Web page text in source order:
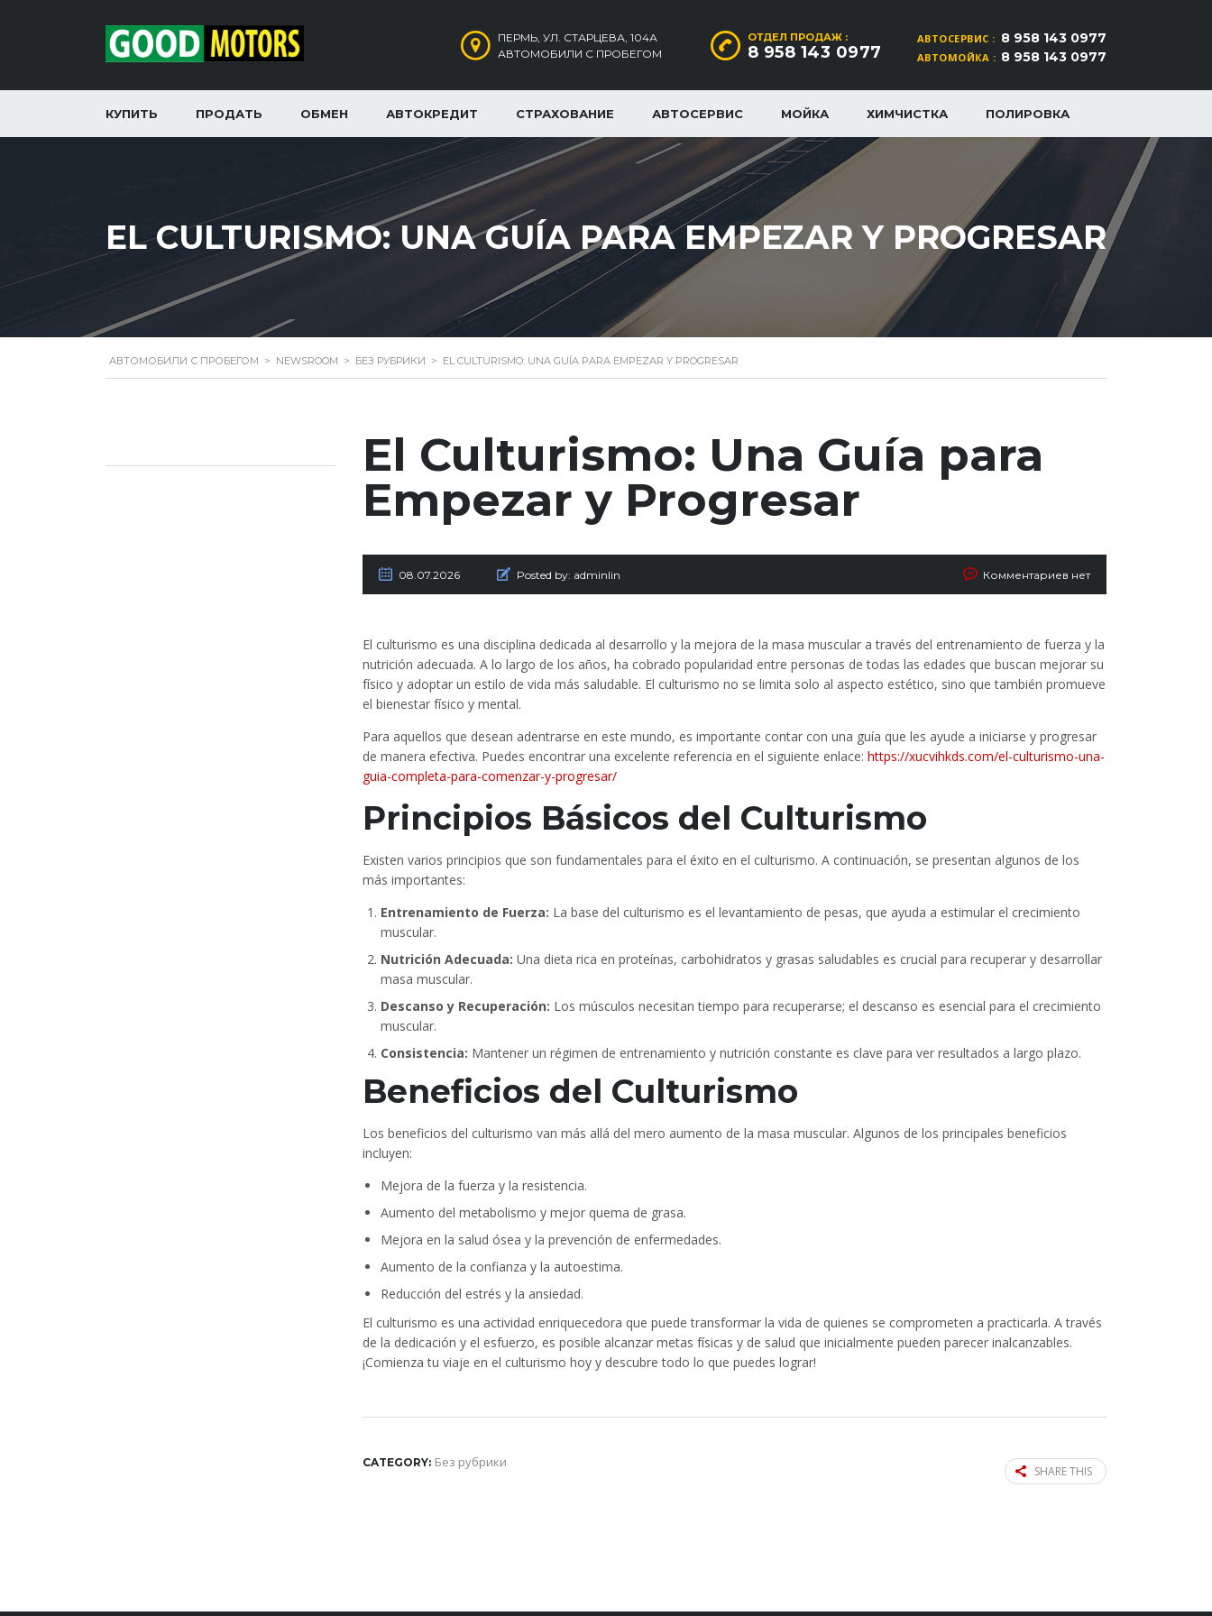
АВТОСЕРВИС : 8 958 143 0977
АВТОМОЙКА : 8 958 143 0977
ОТДЕЛ ПРОДАЖ :
8 958 143 0977
ПЕРМЬ, УЛ. СТАРЦЕВА, 104А
АВТОМОБИЛИ С ПРОБЕГОМ
КУПИТЬ ПРОДАТЬ ОБМЕН АВТОКРЕДИТ СТРАХОВАНИЕ АВТОСЕРВИС МОЙКА ХИМЧИСТКА ПОЛИРОВКА
EL CULTURISMO: UNA GUÍA PARA EMPEZAR Y PROGRESAR
АВТОМОБИЛИ С ПРОБЕГОМ > NEWSROOM > БЕЗ РУБРИКИ > EL CULTURISMO: UNA GUÍA PARA EMPEZAR Y PROGRESAR
El Culturismo: Una Guía para
Empezar y Progresar
08.07.2026 Posted by: adminlin Комментариев нет
El culturismo es una disciplina dedicada al desarrollo y la mejora de la masa muscular a través del entrenamiento de fuerza y la
nutrición adecuada. A lo largo de los años, ha cobrado popularidad entre personas de todas las edades que buscan mejorar su
físico y adoptar un estilo de vida más saludable. El culturismo no se limita solo al aspecto estético, sino que también promueve
el bienestar físico y mental.
Para aquellos que desean adentrarse en este mundo, es importante contar con una guía que les ayude a iniciarse y progresar
de manera efectiva. Puedes encontrar una excelente referencia en el siguiente enlace: https://xucvihkds.com/el-culturismo-una-
guia-completa-para-comenzar-y-progresar/
Principios Básicos del Culturismo
Existen varios principios que son fundamentales para el éxito en el culturismo. A continuación, se presentan algunos de los
más importantes:
Entrenamiento de Fuerza: La base del culturismo es el levantamiento de pesas, que ayuda a estimular el crecimiento
muscular.
Nutrición Adecuada: Una dieta rica en proteínas, carbohidratos y grasas saludables es crucial para recuperar y desarrollar
masa muscular.
Descanso y Recuperación: Los músculos necesitan tiempo para recuperarse; el descanso es esencial para el crecimiento
muscular.
Consistencia: Mantener un régimen de entrenamiento y nutrición constante es clave para ver resultados a largo plazo.
Beneficios del Culturismo
Los beneficios del culturismo van más allá del mero aumento de la masa muscular. Algunos de los principales beneficios
incluyen:
Mejora de la fuerza y la resistencia.
Aumento del metabolismo y mejor quema de grasa.
Mejora en la salud ósea y la prevención de enfermedades.
Aumento de la confianza y la autoestima.
Reducción del estrés y la ansiedad.
El culturismo es una actividad enriquecedora que puede transformar la vida de quienes se comprometen a practicarla. A través
de la dedicación y el esfuerzo, es posible alcanzar metas físicas y de salud que inicialmente pueden parecer inalcanzables.
¡Comienza tu viaje en el culturismo hoy y descubre todo lo que puedes lograr!
CATEGORY: Без рубрики
SHARE THIS